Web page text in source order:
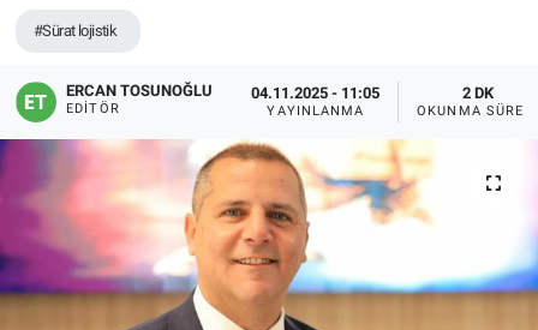
#Sürat lojistik
ERCAN TOSUNOĞLU
EDITÖR
04.11.2025 - 11:05
YAYINLANMA
2 DK
OKUNMA SÜRESI